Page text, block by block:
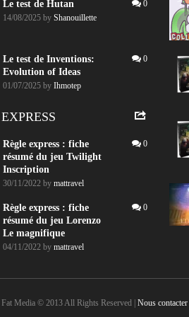
Le test de Hutan
14/08/2025 by Shanouillette
0
Le test de Inventions:
Evolution of Ideas
01/07/2025 by Ihmotep
0
Règle express : fiche
résumé du jeu Twilight
Inscription
30/11/2022 by mattravel
0
Règle express : fiche
résumé du jeu Lorenzo
Le magnifique
04/11/2022 by mattravel
0
Media © 2013 All Rights Reserved | Nous contacter|